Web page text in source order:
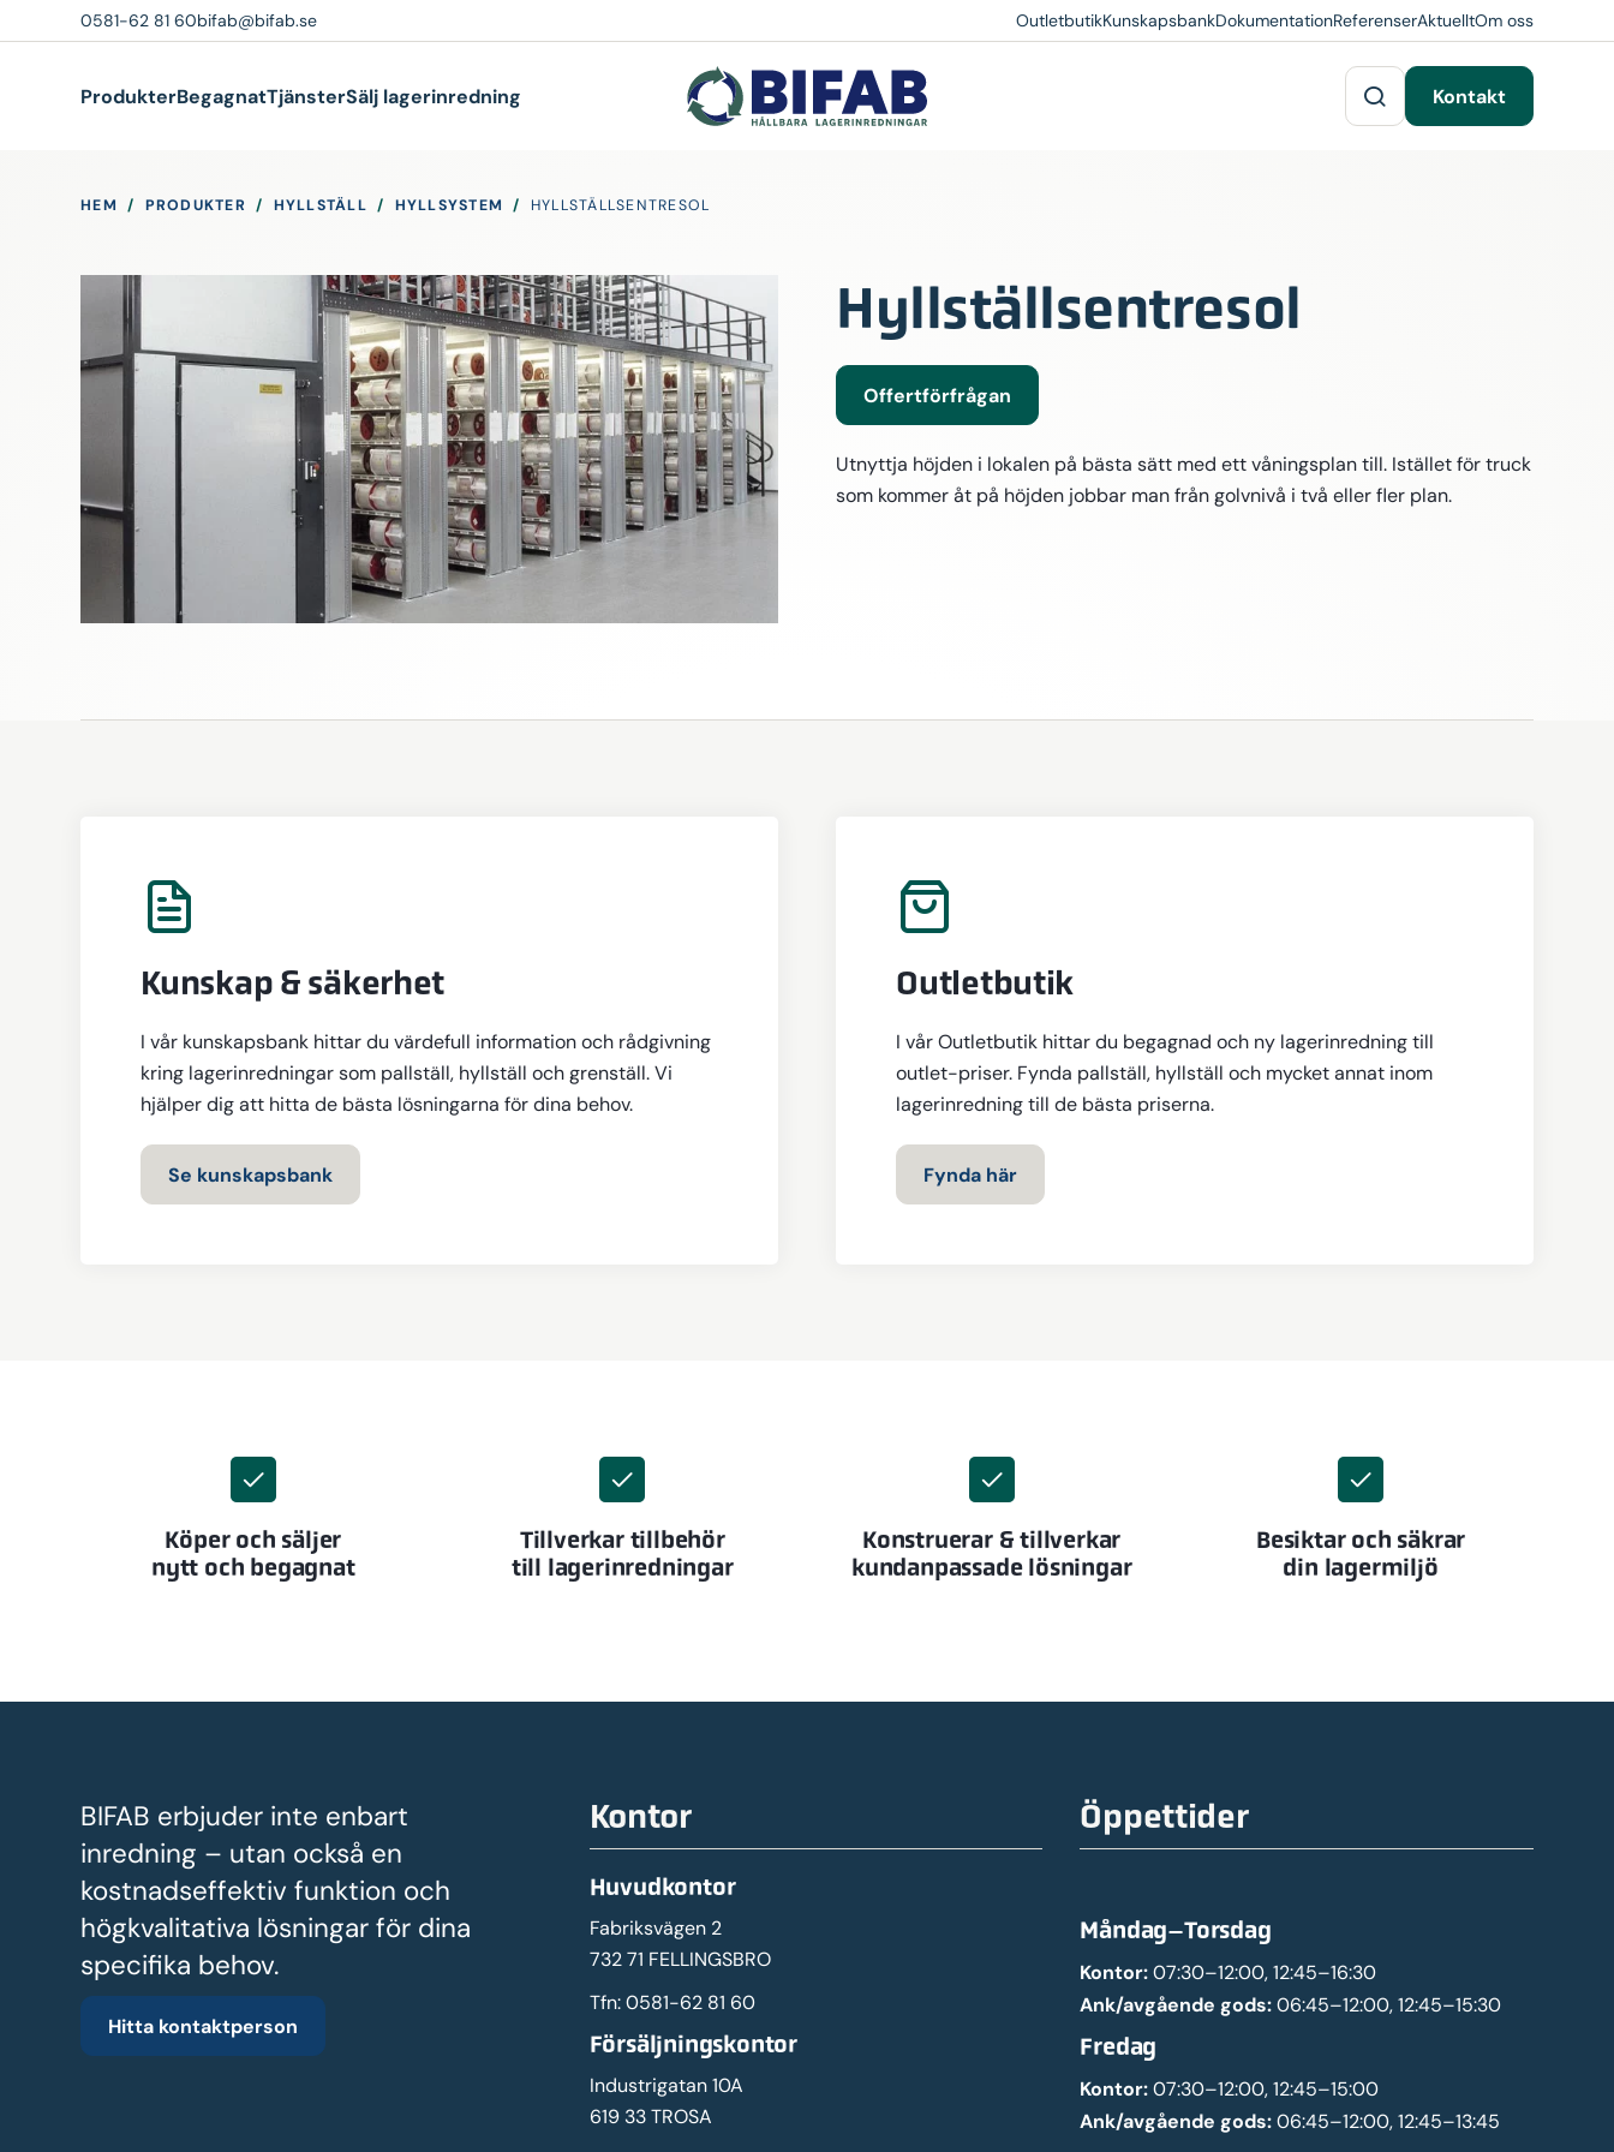
0581-62 81 60bifab@bifab.se OutletbutikKunskapsbankDokumentationReferenserAktuelltOm oss
ProdukterBegagnatTjänsterSälj lagerinredning Kontakt
HEM / PRODUKTER / HYLLSTÄLL / HYLLSYSTEM / HYLLSTÄLLSENTRESOL
Hyllställsentresol
Offertförfrågan
Utnyttja höjden i lokalen på bästa sätt med ett våningsplan till. Istället för truck
som kommer åt på höjden jobbar man från golvnivå i två eller fler plan.
Kunskap & säkerhet
I vår kunskapsbank hittar du värdefull information och rådgivning
kring lagerinredningar som pallställ, hyllställ och grenställ. Vi
hjälper dig att hitta de bästa lösningarna för dina behov.
Se kunskapsbank
Outletbutik
I vår Outletbutik hittar du begagnad och ny lagerinredning till
outlet-priser. Fynda pallställ, hyllställ och mycket annat inom
lagerinredning till de bästa priserna.
Fynda här
Köper och säljer
nytt och begagnat
Tillverkar tillbehör
till lagerinredningar
Konstruerar & tillverkar
kundanpassade lösningar
Besiktar och säkrar
din lagermiljö
BIFAB erbjuder inte enbart
inredning – utan också en
kostnadseffektiv funktion och
högkvalitativa lösningar för dina
specifika behov.
Hitta kontaktperson
Kontor
Huvudkontor
Fabriksvägen 2
732 71 FELLINGSBRO
Tfn: 0581-62 81 60
Försäljningskontor
Industrigatan 10A
619 33 TROSA
Öppettider
Måndag–Torsdag
Kontor: 07:30–12:00, 12:45–16:30
Ank/avgående gods: 06:45–12:00, 12:45–15:30
Fredag
Kontor: 07:30–12:00, 12:45–15:00
Ank/avgående gods: 06:45–12:00, 12:45–13:45